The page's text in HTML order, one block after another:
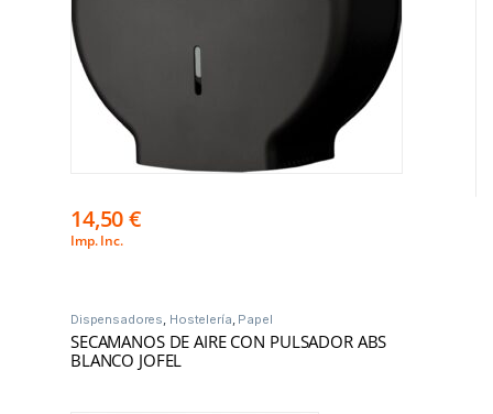
14,50€
Imp. Inc.
Dispensadores, Hostelería, Papel
SECAMANOS DE AIRE CON PULSADOR ABS
BLANCO JOFEL